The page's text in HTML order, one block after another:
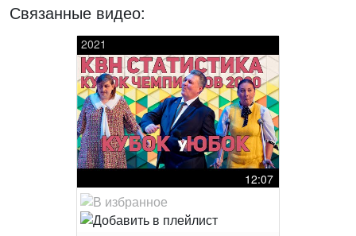
Связанные видео:
2021
12:07